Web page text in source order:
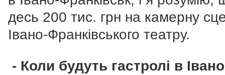
десь 200 тис. грн на камерну
Івано-Франківського театру.
- Коли будуть гастролі в